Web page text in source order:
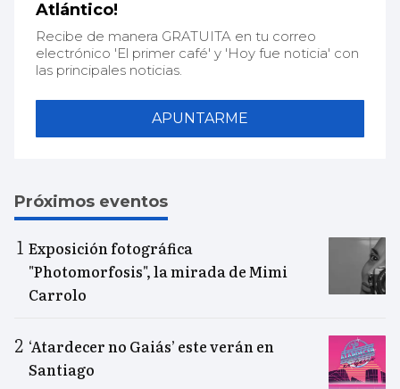
Atlántico!
Recibe de manera GRATUITA en tu correo
electrónico 'El primer café' y 'Hoy fue noticia' con
las principales noticias.
APUNTARME
Próximos eventos
Exposición fotográfica
"Photomorfosis", la mirada de Mimi
Carrolo
‘Atardecer no Gaiás’ este verán en
Santiago